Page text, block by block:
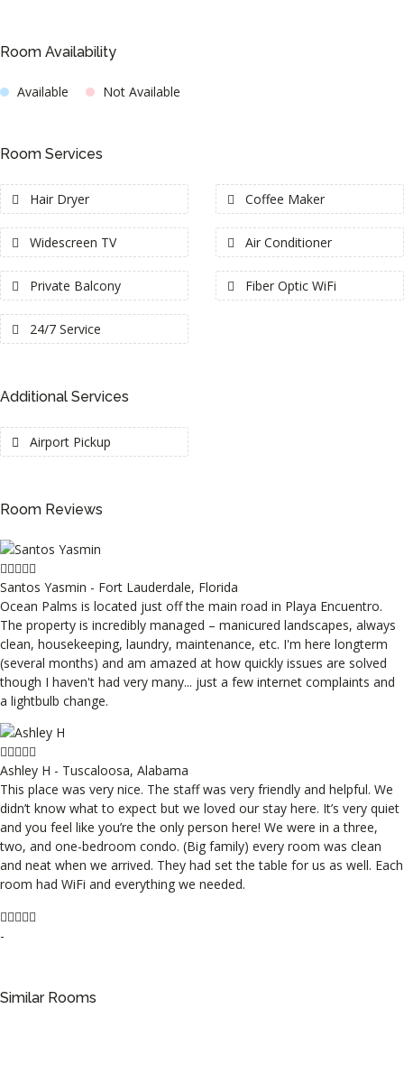
Room Availability
Available Not Available
Room Services
Hair Dryer Coffee Maker
Widescreen TV Air Conditioner
Private Balcony Fiber Optic WiFi
24/7 Service
Additional Services
Airport Pickup
Room Reviews
Santos Yasmin - Fort Lauderdale, Florida
Ocean Palms is located just off the main road in Playa Encuentro.
The property is incredibly managed – manicured landscapes, always
clean, housekeeping, laundry, maintenance, etc. I'm here longterm
(several months) and am amazed at how quickly issues are solved
though I haven't had very many... just a few internet complaints and
a lightbulb change.
Ashley H - Tuscaloosa, Alabama
This place was very nice. The staff was very friendly and helpful. We
didn’t know what to expect but we loved our stay here. It’s very quiet
and you feel like you’re the only person here! We were in a three,
two, and one-bedroom condo. (Big family) every room was clean
and neat when we arrived. They had set the table for us as well. Each
room had WiFi and everything we needed.
-
Similar Rooms